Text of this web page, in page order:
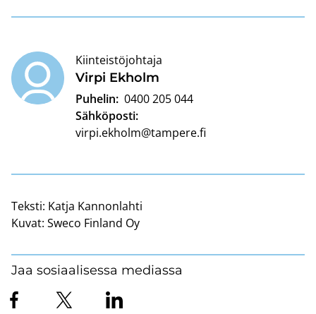
Virpi Ek­holm
Kiinteistöjohtaja
Puhelin: 0400 205 044
Sähköposti:
virpi.ekholm@tampere.fi
Teksti: Katja Kannonlahti
Kuvat: Sweco Finland Oy
Jaa sosiaalisessa mediassa